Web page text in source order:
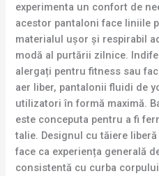
experimenta un confort de
acestor pantaloni face liniile
materialul ușor și respirabil
modă al purtării zilnice.
alergați pentru fitness sau
aer liber, pantalonii fluidi de
utilizatori în formă maximă.
este conceputa pentru a fi
talie. Designul cu tăiere
face ca experiența generală
consistentă cu curba